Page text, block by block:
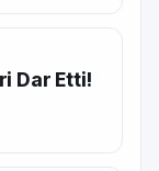
Dar Etti!